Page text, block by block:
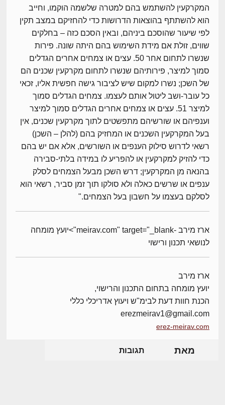
המקרקעין להשתמש בהם למטרה שלשמה הוקמו, וחייב
הוא להשתתף בהוצאות הדרושות כדי להחזיקם במצב תקין
לפי שיעור שהוסכם ביניהם, ובאין הסכם כזה – בחלקים
שווים, זולת אם מידת השימוש בהם היתה שונה. פירות
שנשרו לתחום אחר 50. עצים או צמחים אחרים הגדלים
סמוך למיצר, פירותיהם שנשרו לתחום מקרקעין שכנים הם
של השכן; נשרו למקום שיש לציבור גישה חפשית אליו, זכאי
כל עובר-ושב ליטול אותם לעצמו. צמחים הגדלים סמוך
למיצר 51. עצים או צמחים אחרים הגדלים סמוך למיצר
וענפיהם או שורשיהם מתפשטים לתוך מקרקעין שכנים, אין
בעל המקרקעין השכנים או המחזיק בהם (להלן – השכן)
רשאי לדרוש סילוק הענפים או השורשים, אלא אם יש בהם
כדי להזיק למקרקעין או להפריע לו במידה בלתי-סבירה
בהנאה מן המקרקעין; דרש השכן מבעל הצמחים לסלק
ענפים או שרשים כאלה ולא סולקו תוך זמן סביר, רשאי הוא
לסלקם בעצמו על חשבון בעל הצמחים."
ארז מירב -meirav.com" target="_blank">יועץ מומחה
לנושאי תכנון ורישוי
ארז מירב
יועץ מומחה בתחום התכנון והרישוי,
הכנת חוות דעת לבימ"ש ויעוץ אדריכלי כללי
erezmeirav1@gmail.com
erez-meirav.com
מאת תגובות